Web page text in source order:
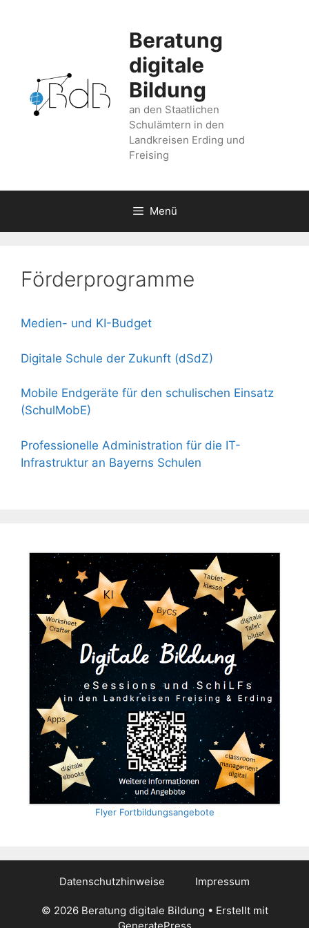
Beratung
digitale
Bildung
an den Staatlichen
Schulämtern in den
Landkreisen Erding und
Freising
Menü
Förderprogramme
Medien- und KI-Budget
Digitale Schule der Zukunft (dSdZ)
Mobile Endgeräte für den schulischen Einsatz
(SchulMobE)
Professionelle Administration für die IT-
Infrastruktur an Bayerns Schulen
Flyer Fortbildungsangebote
Datenschutzhinweise Impressum
© 2026 Beratung digitale Bildung • Erstellt mit
GeneratePress